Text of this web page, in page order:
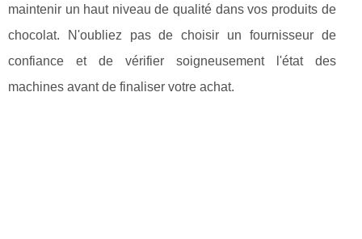
maintenir un haut niveau de qualité dans vos produits de
chocolat. N'oubliez pas de choisir un fournisseur de
confiance et de vérifier soigneusement l'état des
machines avant de finaliser votre achat.